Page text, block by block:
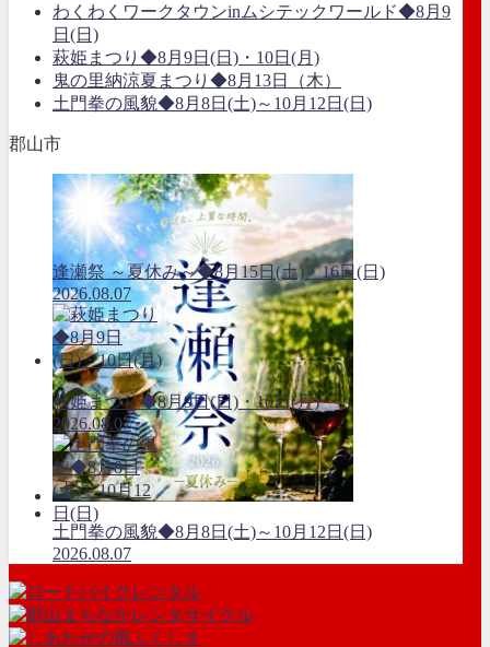
わくわくワークタウンinムシテックワールド◆8月9
日(日)
萩姫まつり◆8月9日(日)・10日(月)
鬼の里納涼夏まつり◆8月13日（木）
土門拳の風貌◆8月8日(土)～10月12日(日)
郡山市
逢瀬祭 ～夏休み～◆8月15日(土)・16日(日)
2026.08.07
萩姫まつり◆8月9日(日)・10日(月)
2026.08.07
土門拳の風貌◆8月8日(土)～10月12日(日)
2026.08.07